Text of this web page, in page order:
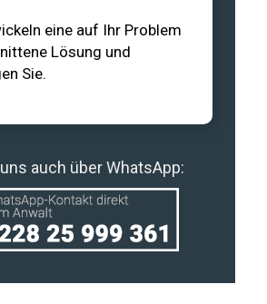
eine auf Ihr Problem
Lösung und
Sie.
auch über WhatsApp: